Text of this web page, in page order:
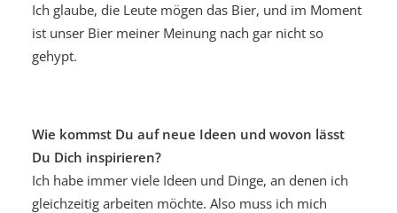
Ich glaube, die Leute mögen das Bier, und im Moment
ist unser Bier meiner Meinung nach gar nicht so
gehypt.
Wie kommst Du auf neue Ideen und wovon lässt
Du Dich inspirieren?
Ich habe immer viele Ideen und Dinge, an denen ich
gleichzeitig arbeiten möchte. Also muss ich mich